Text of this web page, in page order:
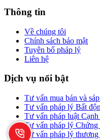
Thông tin
Về chúng tôi
Chính sách bảo mật
Tuyên bố pháp lý
Liên hệ
Dịch vụ nổi bật
Tư vấn mua bán và
Tư vấn pháp lý Bất
Tư vấn pháp luật
Tư vấn pháp lý Chứng
Tư vấn pháp lý